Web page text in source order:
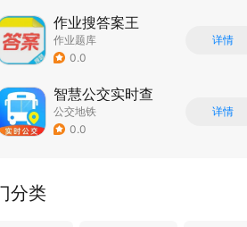
作业搜答案王
作业题库
0.0
详情
智慧公交实时查
公交地铁
0.0
详情
分类